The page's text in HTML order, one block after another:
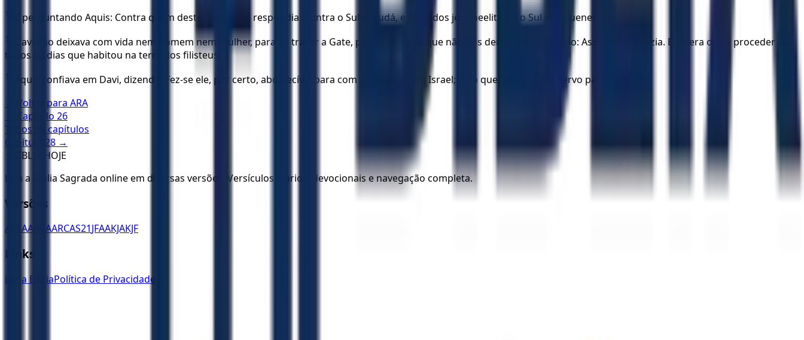
10 E perguntando Aquis: Contra quem deste hoje? Davi respondia: Contra o Sul de Judá, e o Sul dos jerameelitas, e o Sul dos queneus.
11
Davi não deixava com vida nem homem nem mulher, para os trazer a Gate, pois dizia: Para que não nos denunciem, dizendo: Assim Davi o fazia. Este era o seu proceder por
todos os dias que habitou na terra dos filisteus.
12
Aquis confiava em Davi, dizendo: Fez-se ele, por certo, aborrecível para com o seu povo em Israel; pelo que me será por servo para sempre.
← Voltar para ARA
← Capítulo 26
Todos os capítulos
Capítulo
28 →
BÍBLIA HOJE
Leia a Bíblia Sagrada online em diversas versões. Versículos diários, devocionais e navegação completa.
Versões
ACFAA ARAARCAS21JFAAKJAKJF
Links
Ler a BíbliaPolítica de Privacidade